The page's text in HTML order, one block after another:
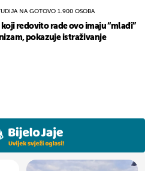
NA GOTOVO 1.900 OSOBA
koji redovito rade ovo imaju “mlađi”
pokazuje istraživanje